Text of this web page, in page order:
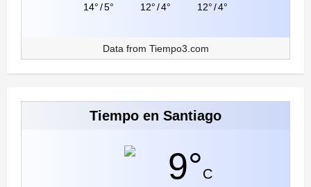
14°/5° 12°/4° 12°/4°
Data from Tiempo3.com
Tiempo en Santiago
9°C